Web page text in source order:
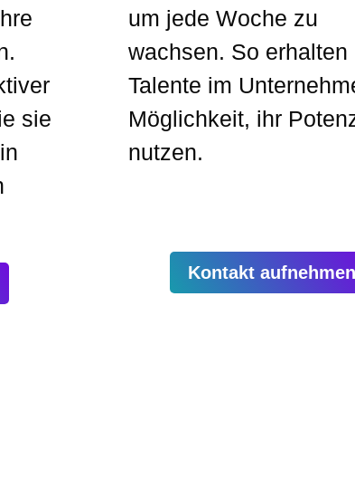
sie
um jede Woche zu
wachsen. So erhalten
Talente im
Möglichkeit, ihr
nutzen.
Kontakt aufnehmen